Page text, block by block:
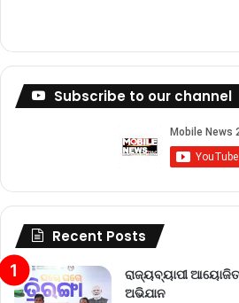
Subscribe to our channel
Recent Posts
ରାଜ୍ୟବ୍ୟାପୀ
ଅଭିଯାନ